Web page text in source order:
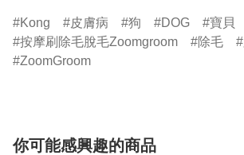
Kong 皮膚病 狗 DOG
寶貝
按摩刷除毛脫毛Zoomgroom
除毛
ZoomGroom
你可能感興趣的商品